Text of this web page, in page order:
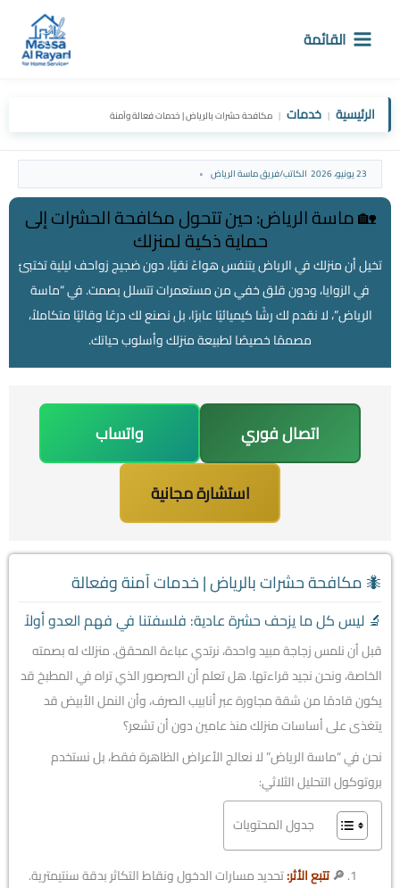
القائمة
الرئيسية | خدمات | مكافحة حشرات بالرياض | خدمات فعالة وآمنة
23 يونيو، 2026 الكاتب/فريق ماسة الرياض
🏡 ماسة الرياض: حين تتحول مكافحة الحشرات إلى
حماية ذكية لمنزلك
تخيل أن منزلك في الرياض يتنفس هواءً نقيًا، دون ضجيج زواحف ليلية تختبئ
في الزوايا، ودون قلق خفي من مستعمرات تتسلل بصمت. في “ماسة
الرياض”، لا نقدم لك رشًا كيميائيًا عابرًا، بل نصنع لك درعًا وقائيًا متكاملاً،
مصممًا خصيصًا لطبيعة منزلك وأسلوب حياتك.
اتصال فوري واتساب
استشارة مجانية
🐜 مكافحة حشرات بالرياض | خدمات آمنة وفعالة
🔬 ليس كل ما يزحف حشرة عادية: فلسفتنا في فهم العدو أولاً
قبل أن نلمس زجاجة مبيد واحدة، نرتدي عباءة المحقق. منزلك له بصمته
الخاصة، ونحن نجيد قراءتها. هل تعلم أن الصرصور الذي تراه في المطبخ قد
يكون قادمًا من شقة مجاورة عبر أنابيب الصرف، وأن النمل الأبيض قد
يتغذى على أساسات منزلك منذ عامين دون أن تشعر؟
نحن في “ماسة الرياض” لا نعالج الأعراض الظاهرة فقط، بل نستخدم
بروتوكول التحليل الثلاثي:
جدول المحتويات
🔎تتبع الأثر:تحديد مسارات الدخول ونقاط التكاثر بدقة سنتيمترية.